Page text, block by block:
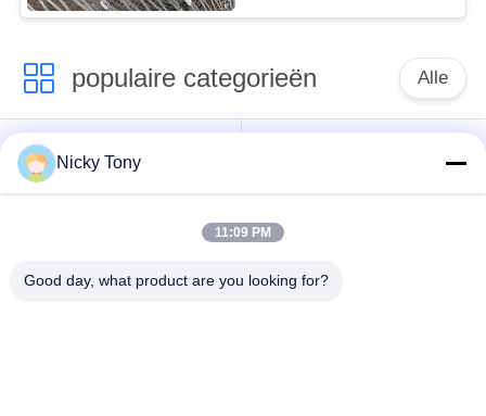
populaire categorieën Alle
Het Netwerk van de
draadkabel
Vogelhuisdraad het
Nicky Tony
11:09 PM
Good day, what product are you looking for?